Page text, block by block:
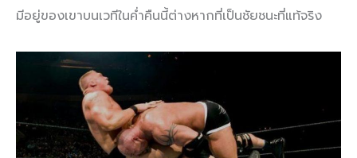
มีอยู่ของเขาบนเวทีในค่ำคืนนี้ต่างหากที่เป็นชัยชนะที่แท้จริง